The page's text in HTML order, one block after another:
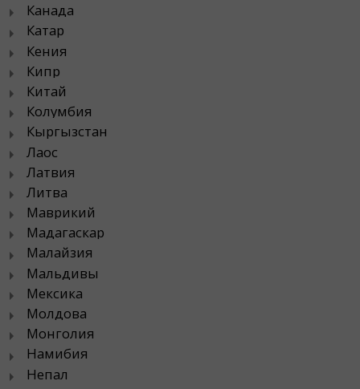
Канада
Катар
Кения
Кипр
Китай
Колумбия
Кыргызстан
Лаос
Латвия
Литва
Маврикий
Мадагаскар
Малайзия
Мальдивы
Мексика
Молдова
Монголия
Намибия
Непал